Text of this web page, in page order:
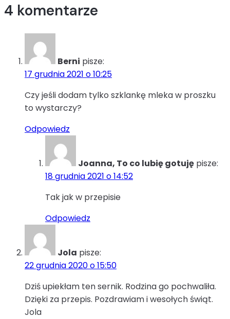
4 komentarze
Berni pisze:
17 grudnia 2021 o 10:25
Czy jeśli dodam tylko szklankę mleka w proszku
to wystarczy?
Odpowiedz
Joanna, To co lubię gotuję pisze:
18 grudnia 2021 o 14:52
Tak jak w przepisie
Odpowiedz
Jola pisze:
22 grudnia 2020 o 15:50
Dziś upiekłam ten sernik. Rodzina go pochwaliła.
Dzięki za przepis. Pozdrawiam i wesołych świąt.
Jola